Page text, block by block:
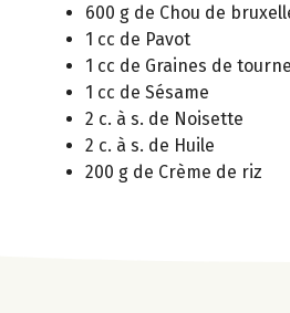
600 g de Chou de
1 cc de Pavot
1 cc de Graines de
1 cc de Sésame
2 c. à s. de Noisette
2 c. à s. de Huile
200 g de Crème de riz